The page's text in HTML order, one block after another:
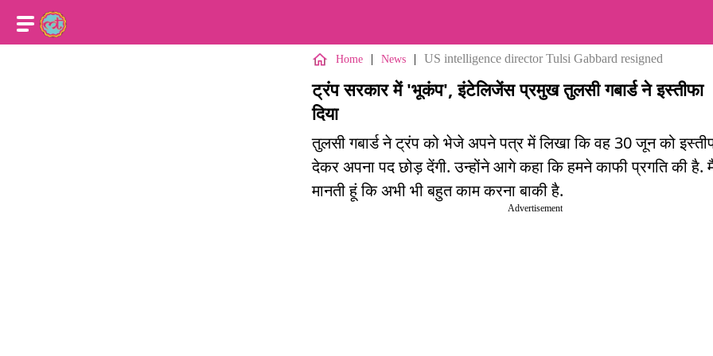
Home | News | US intelligence director Tulsi Gabbard resigned
ट्रंप सरकार में 'भूकंप', इंटेलिजेंस प्रमुख तुलसी गबार्ड ने इस्तीफा
दिया
तुलसी गबार्ड ने ट्रंप को भेजे अपने पत्र में लिखा कि वह 30 जून को
देकर अपना पद छोड़ देंगी. उन्होंने आगे कहा कि हमने काफी प्रगति की है.
मानती हूं कि अभी भी बहुत काम करना बाकी है.
Advertisement